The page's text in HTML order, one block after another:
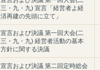
三・九・九) 宣言「経営者よ経
済再建の先頭に立て」
宣言および決議 第一回大会(二
三・九・九) 経営者活動の基本
方針に関する決議
宣言および決議 第二回定時総会